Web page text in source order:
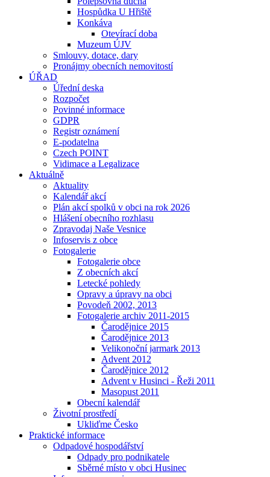
Hospůdka U Hřiště
Konkáva
Otevírací doba
Muzeum ÚJV
Smlouvy, dotace, dary
Pronájmy obecních nemovitostí
ÚŘAD
Úřední deska
Rozpočet
Povinné informace
GDPR
Registr oznámení
E-podatelna
Czech POINT
Vidimace a Legalizace
Aktuálně
Aktuality
Kalendář akcí
Plán akcí spolků v obci na rok 2026
Hlášení obecního rozhlasu
Zpravodaj Naše Vesnice
Infoservis z obce
Fotogalerie
Fotogalerie obce
Z obecních akcí
Letecké pohledy
Opravy a úpravy na obci
Povodeň 2002, 2013
Fotogalerie archiv 2011-2015
Čarodějnice 2015
Čarodějnice 2013
Velikonoční jarmark 2013
Advent 2012
Čarodějnice 2012
Advent v Husinci - Řeži 2011
Masopust 2011
Obecní kalendář
Životní prostředí
Ukliďme Česko
Praktické informace
Odpadové hospodářství
Odpady pro podnikatele
Sběrné místo v obci Husinec